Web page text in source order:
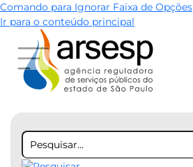
Comando para Ignorar Faixa de Opções
Ir para o conteúdo principal